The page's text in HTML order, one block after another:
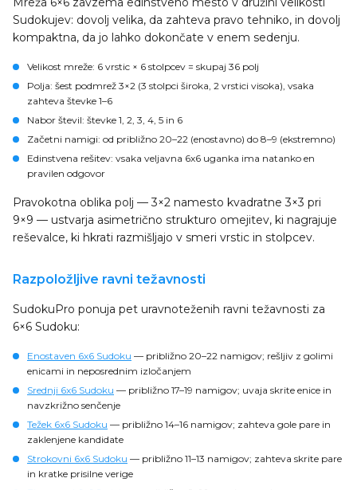
Sudokujev: dovolj velika, da zahteva pravo tehniko, in dovolj
kompaktna, da jo lahko dokončate v enem sedenju.
Velikost mreže: 6 vrstic × 6 stolpcev = skupaj 36 polj
Polja: šest podmrež 3×2 (3 stolpci široka, 2 vrstici visoka), vsaka
zahteva števke 1–6
Nabor števil: števke 1, 2, 3, 4, 5 in 6
Začetni namigi: od približno 20–22 (enostavno) do 8–9 (ekstremno)
Edinstvena rešitev: vsaka veljavna 6x6 uganka ima natanko en
pravilen odgovor
Pravokotna oblika polj — 3×2 namesto kvadratne 3×3 pri
9×9 — ustvarja asimetrično strukturo omejitev, ki nagrajuje
reševalce, ki hkrati razmišljajo v smeri vrstic in stolpcev.
Razpoložljive ravni težavnosti
SudokuPro ponuja pet uravnoteženih ravni težavnosti za
6×6 Sudoku:
Enostaven 6x6 Sudoku — približno 20–22 namigov; rešljiv z golimi
enicami in neposrednim izločanjem
Srednji 6x6 Sudoku — približno 17–19 namigov; uvaja skrite enice in
navzkrižno senčenje
Težek 6x6 Sudoku — približno 14–16 namigov; zahteva gole pare in
zaklenjene kandidate
Strokovni 6x6 Sudoku — približno 11–13 namigov; zahteva skrite pare
in kratke prisilne verige